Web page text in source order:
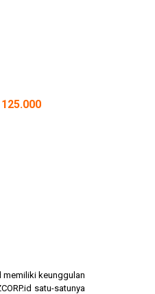
memiliki keunggulan
satu-satunya